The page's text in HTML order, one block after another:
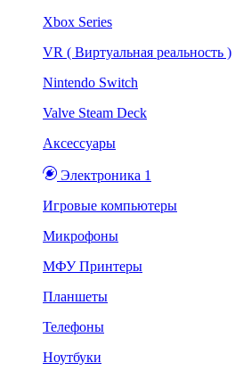
Xbox Series
VR ( Виртуальная реальность )
Nintendo Switch
Valve Steam Deck
Аксессуары
Электроника 1
Игровые компьютеры
Микрофоны
МФУ Принтеры
Планшеты
Телефоны
Ноутбуки